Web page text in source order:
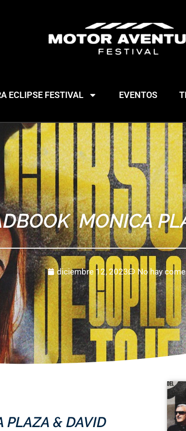
ECLIPSE FESTIVAL EVENTOS
MONICA
diciembre 12, 2023 No hay
PLAZA & DAVID